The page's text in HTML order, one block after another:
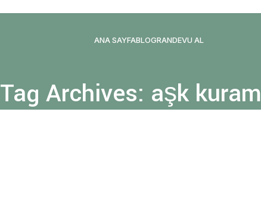
ANA SAYFABLOGRANDEVU AL
Tag Archives: aşk kuram